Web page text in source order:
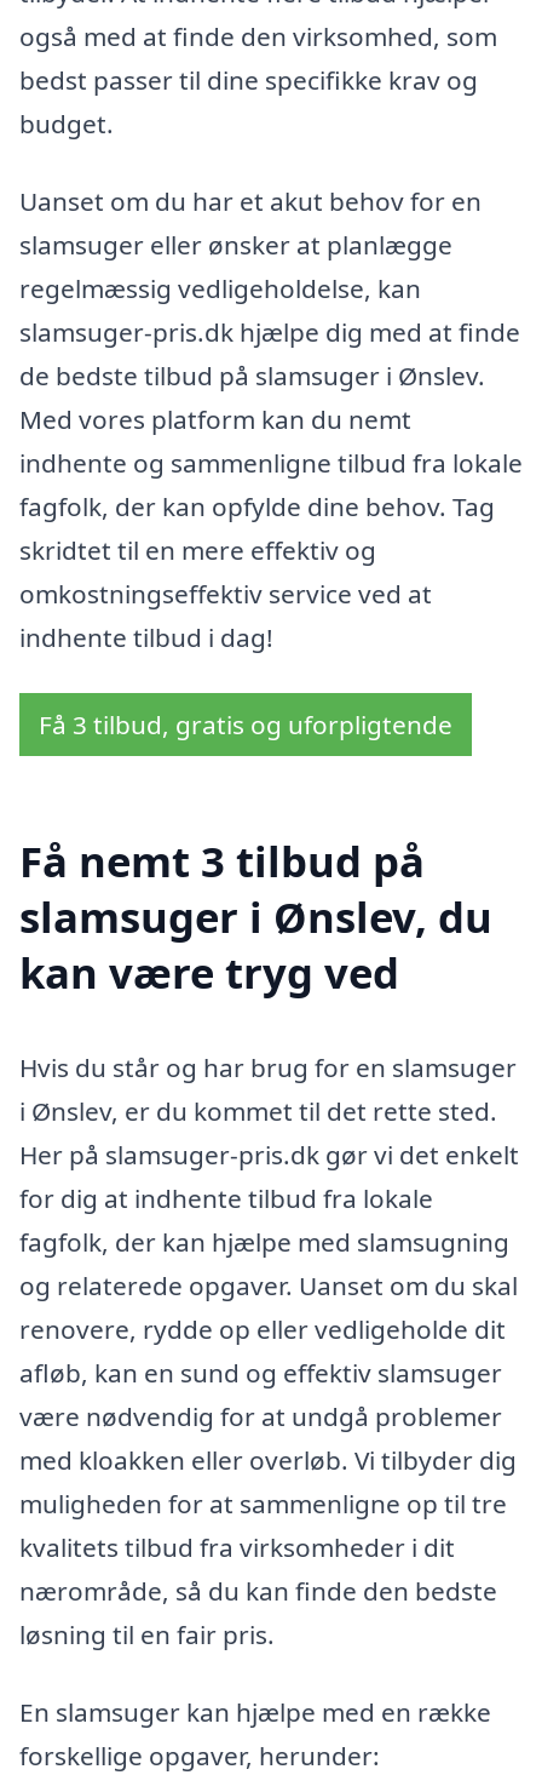
også med at finde den virksomhed, som
bedst passer til dine specifikke krav og
budget.
Uanset om du har et akut behov for en
slamsuger eller ønsker at planlægge
regelmæssig vedligeholdelse, kan
slamsuger-pris.dk hjælpe dig med at finde
de bedste tilbud på slamsuger i Ønslev.
Med vores platform kan du nemt
indhente og sammenligne tilbud fra lokale
fagfolk, der kan opfylde dine behov. Tag
skridtet til en mere effektiv og
omkostningseffektiv service ved at
indhente tilbud i dag!
Få 3 tilbud, gratis og uforpligtende
Få nemt 3 tilbud på
slamsuger i Ønslev, du
kan være tryg ved
Hvis du står og har brug for en slamsuger
i Ønslev, er du kommet til det rette sted.
Her på slamsuger-pris.dk gør vi det enkelt
for dig at indhente tilbud fra lokale
fagfolk, der kan hjælpe med slamsugning
og relaterede opgaver. Uanset om du skal
renovere, rydde op eller vedligeholde dit
afløb, kan en sund og effektiv slamsuger
være nødvendig for at undgå problemer
med kloakken eller overløb. Vi tilbyder dig
muligheden for at sammenligne op til tre
kvalitets tilbud fra virksomheder i dit
nærområde, så du kan finde den bedste
løsning til en fair pris.
En slamsuger kan hjælpe med en række
forskellige opgaver, herunder: